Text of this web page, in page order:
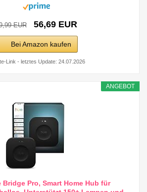
EUR 56,69 EUR
Bei Amazon kaufen
Link - letztes Update: 24.07.2026
ANGEBOT
Bridge Pro, Smart Home Hub für